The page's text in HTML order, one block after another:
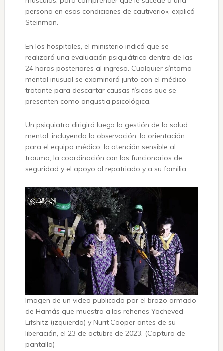
persona en esas condiciones de cautiverio», explicó
Steinman.
En los hospitales, el ministerio indicó que se
realizará una evaluación psiquiátrica dentro de las
24 horas posteriores al ingreso. Cualquier síntoma
mental inusual se examinará junto con el médico
tratante para descartar causas físicas que se
presenten como angustia psicológica.
Un psiquiatra dirigirá luego la gestión de la salud
mental, incluyendo la observación, la orientación
para el equipo médico, la atención sensible al
trauma, la coordinación con los funcionarios de
seguridad y el apoyo al repatriado y a su familia.
Imagen de un video publicado por el brazo armado
de Hamás que muestra a los rehenes Yocheved
Lifshitz (izquierda) y Nurit Cooper antes de su
liberación, el 23 de octubre de 2023. (Captura de
pantalla)